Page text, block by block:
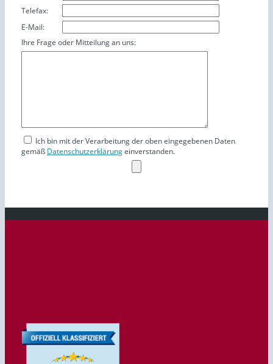
Telefax:
E-Mail:
Ihre Frage oder Mitteilung an uns:
Ich bin mit der Verarbeitung der oben eingegebenen Daten
gemäß Datenschutzerklärungeinverstanden.